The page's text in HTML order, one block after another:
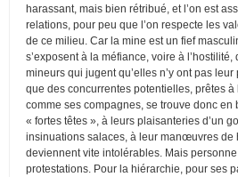
harassant, mais bien rétribué, et l’on est
relations, pour peu que l’on respecte les
de ce milieu. Car la mine est un fief
s’exposent à la méfiance, voire à l’hostilité,
mineurs qui jugent qu’elles n’y ont pas
que des concurrentes potentielles, prêtes à
comme ses compagnes, se trouve donc
« fortes têtes », à leurs plaisanteries d’un
insinuations salaces, à leur manœuvres de
deviennent vite intolérables. Mais
protestations. Pour la hiérarchie, pour ses